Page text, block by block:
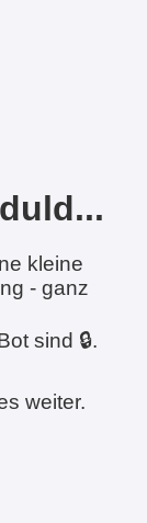
kleine
- ganz
sind 🔒.
weiter.